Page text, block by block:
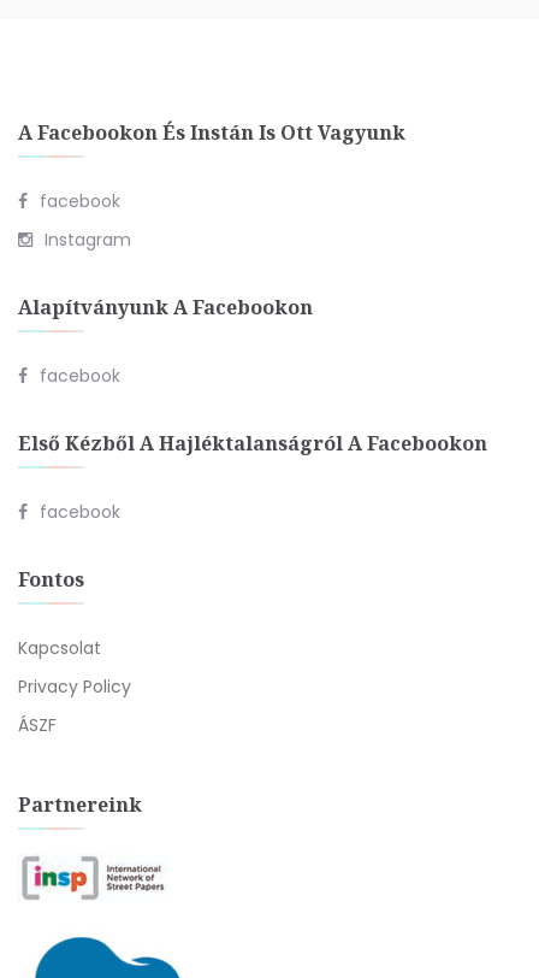
A Facebookon És Instán Is Ott Vagyunk
facebook
Instagram
Alapítványunk A Facebookon
facebook
Első Kézből A Hajléktalanságról A Facebookon
facebook
Fontos
Kapcsolat
Privacy Policy
ÁSZF
Partnereink